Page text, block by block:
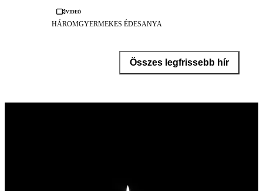
Videó
HÁROMGYERMEKES ÉDESANYA
Összes legfrissebb hír